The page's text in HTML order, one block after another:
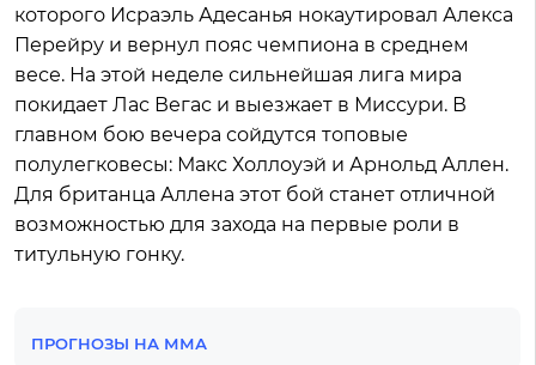
которого Исраэль Адесанья нокаутировал Алекса
Перейру и вернул пояс чемпиона в среднем
весе. На этой неделе сильнейшая лига мира
покидает Лас Вегас и выезжает в Миссури. В
главном бою вечера сойдутся топовые
полулегковесы: Макс Холлоуэй и Арнольд Аллен.
Для британца Аллена этот бой станет отличной
возможностью для захода на первые роли в
титульную гонку.
ПРОГНОЗЫ НА ММА